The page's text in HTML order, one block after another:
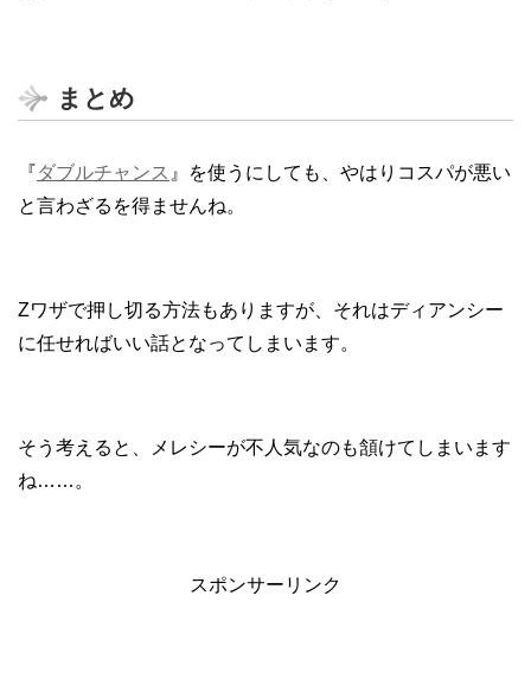
まとめ
『ダブルチャンス 』を使うにしても、やはりコスパが悪い
と言わざるを得ませんね。
Zワザで押し切る方法もありますが、それはディアンシー
に任せればいい話となってしまいます。
そう考えると、メレシーが不人気なのも頷けてしまいます
ね……。
スポンサーリンク